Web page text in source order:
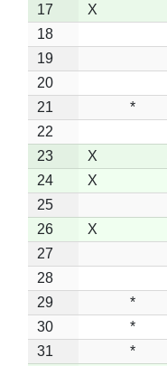
17
X
18
19
20
21
*
22
23
X
24
X
25
26
X
27
28
29
*
30
*
31
*